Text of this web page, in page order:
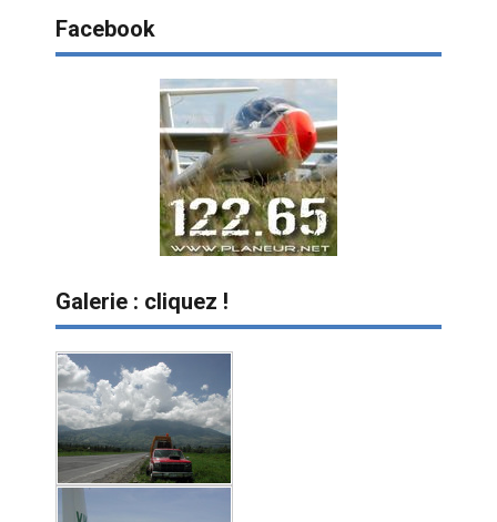
Facebook
Galerie : cliquez !